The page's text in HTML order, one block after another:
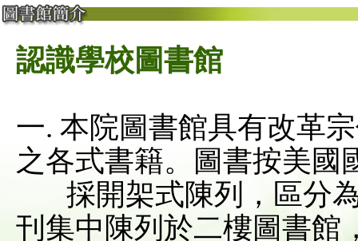
認識學校圖書館
一. 本院圖書館具有改革
之各式書籍。圖書按美國
採開架式陳列，區分為
刊集中陳列於二樓圖書館